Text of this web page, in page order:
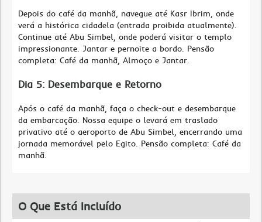
Depois do café da manhã, navegue até Kasr Ibrim, onde
verá a histórica cidadela (entrada proibida atualmente).
Continue até Abu Simbel, onde poderá visitar o templo
impressionante. Jantar e pernoite a bordo. Pensão
completa: Café da manhã, Almoço e Jantar.
Dia 5: Desembarque e Retorno
Após o café da manhã, faça o check-out e desembarque
da embarcação. Nossa equipe o levará em traslado
privativo até o aeroporto de Abu Simbel, encerrando uma
jornada memorável pelo Egito. Pensão completa: Café da
manhã.
O Que Está Incluído